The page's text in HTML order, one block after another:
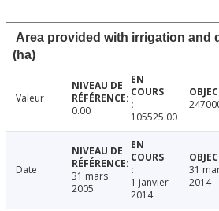
Area provided with irrigation and
(ha)
Valeur
0.00
105525.00
Date
31 mars
2005
1 janvier
2014
31
2014